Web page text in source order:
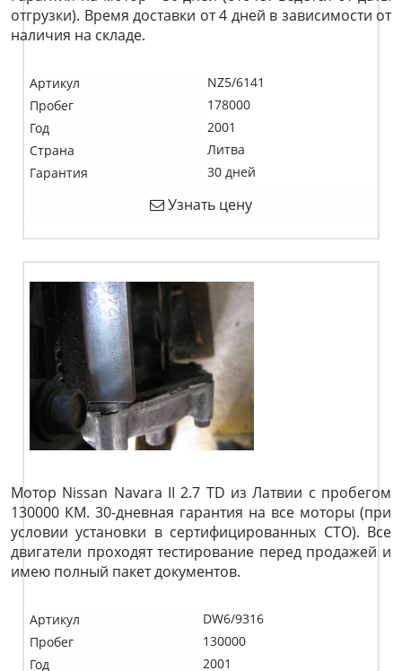
отгрузки). Время доставки от 4 дней в зависимости от
наличия на складе.
Артикул
NZ5/6141
Пробег
178000
Год
2001
Страна
Литва
Гарантия
30 дней
Узнать цену
Мотор Nissan Navara II 2.7 TD из Латвии с пробегом
130000 КМ. 30-дневная гарантия на все моторы (при
условии установки в сертифицированных СТО). Все
двигатели проходят тестирование перед продажей и
имею полный пакет документов.
Артикул
DW6/9316
Пробег
130000
Год
2001